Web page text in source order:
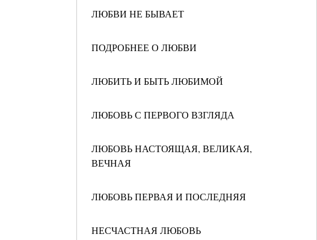
ЛЮБВИ НЕ БЫВАЕТ
ПОДРОБНЕЕ О ЛЮБВИ
ЛЮБИТЬ И БЫТЬ ЛЮБИМОЙ
ЛЮБОВЬ С ПЕРВОГО ВЗГЛЯДА
ЛЮБОВЬ НАСТОЯЩАЯ, ВЕЛИКАЯ,
ВЕЧНАЯ
ЛЮБОВЬ ПЕРВАЯ И ПОСЛЕДНЯЯ
НЕСЧАСТНАЯ ЛЮБОВЬ